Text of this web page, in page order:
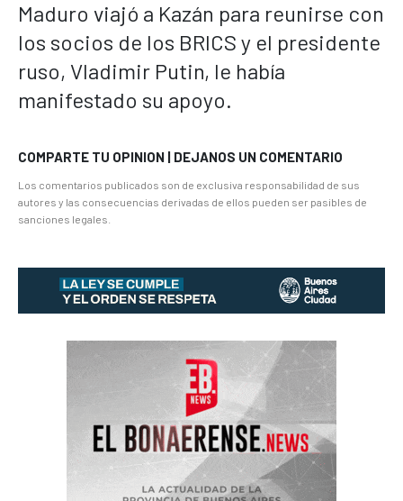
Maduro viajó a Kazán para reunirse con
los socios de los BRICS y el presidente
ruso, Vladimir Putin, le había
manifestado su apoyo.
COMPARTE TU OPINION | DEJANOS UN COMENTARIO
Los comentarios publicados son de exclusiva responsabilidad de sus
autores y las consecuencias derivadas de ellos pueden ser pasibles de
sanciones legales.